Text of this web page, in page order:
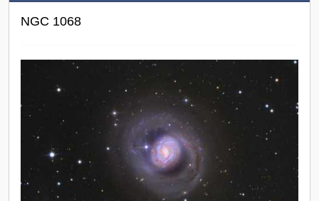
NGC 1068